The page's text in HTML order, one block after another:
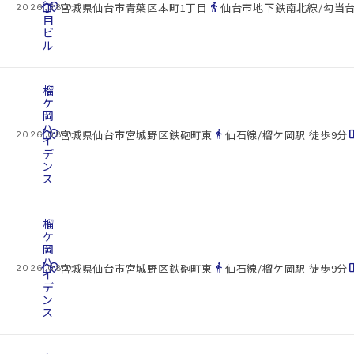
2026.08.07
cottage
丁
目
ビ
ル
location_on宮城県仙台市青葉区本町1丁目 directions_walk 仙台市地下鉄南北線/勾当
2026.08.07
cottage
榴
ケ
岡
ハ
イ
デ
ン
ス
location_on宮城県仙台市宮城野区鉄砲町東 directions_walk 仙石線/榴ケ岡駅 徒歩9分
2026.08.07
cottage
榴
ケ
岡
ハ
イ
デ
ン
ス
location_on宮城県仙台市宮城野区鉄砲町東 directions_walk 仙石線/榴ケ岡駅 徒歩9分